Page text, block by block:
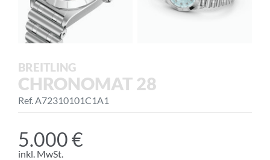
BREITLING
CHRONOMAT 28
Ref. A72310101C1A1
5.000 €
inkl. MwSt.